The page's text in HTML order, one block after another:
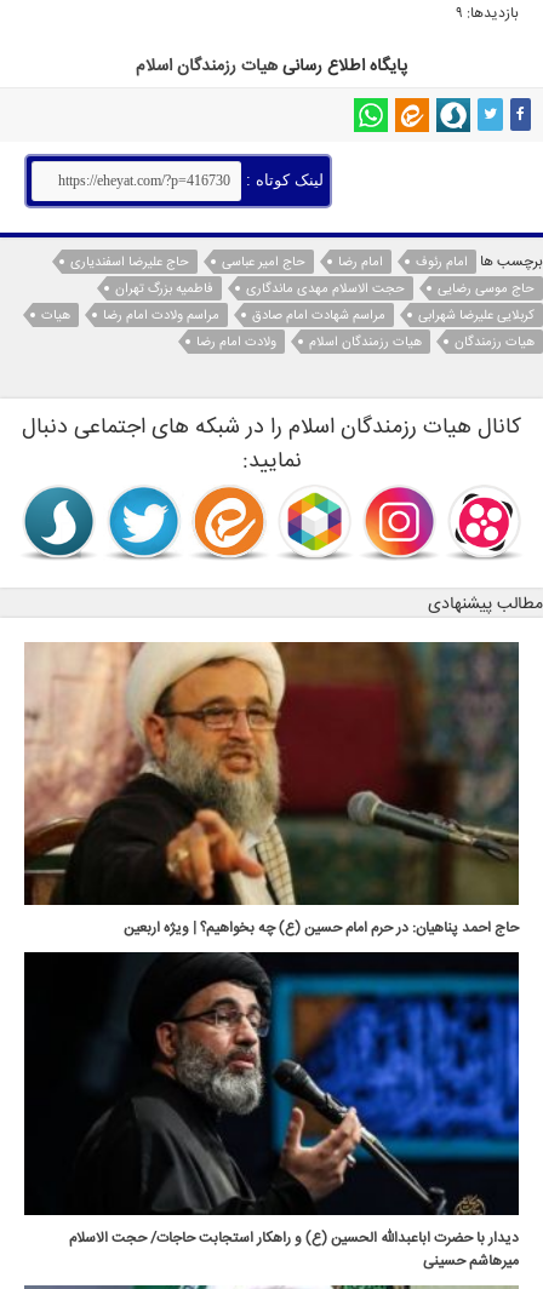
بازدیدها: 9
پایگاه اطلاع رسانیهیاترزمندگان اسلام
لینک کوتاه :
برچسب ها امام رئوف امام رضا حاج امیر عباسی
حاج علیرضا اسفندیاری
حاج موسی رضایی
حجت الاسلام مهدی ماندگاری
فاطمیه بزرگ تهران
کربلایی علیرضا شهرابی
مراسم شهادت امام صادق مراسم ولادت امام رضا
هیات
هیات رزمندگان
هیات رزمندگان اسلام ولادت امام رضا
کانال هیات رزمندگان اسلام را در شبکه های اجتماعی دنبال
نمایید:
مطالب پیشنهادی
حاج احمد پناهیان: در حرم امام حسین (ع) چه بخواهیم؟ | ویژه اربعین
دیدار با حضرت اباعبدالله الحسین (ع) و راهکار استجابت حاجات/ حجت الاسلام
میرهاشم حسینی